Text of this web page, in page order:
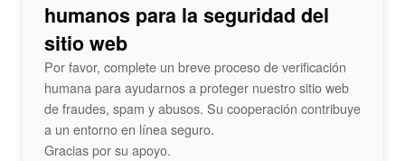
humanos para la seguridad del
sitio web
Por favor, complete un breve proceso de verificación
humana para ayudarnos a proteger nuestro sitio web
de fraudes, spam y abusos. Su cooperación contribuye
a un entorno en línea seguro.
Gracias por su apoyo.